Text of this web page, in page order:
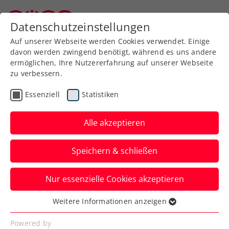
Aktuelle News
News filtern
Datenschutzeinstellungen
Auf unserer Webseite werden Cookies verwendet. Einige
davon werden zwingend benötigt, während es uns andere
ermöglichen, Ihre Nutzererfahrung auf unserer Webseite
zu verbessern.
Essenziell Statistiken
Alle akzeptieren
Speichern & schließen
Nur essenzielle Cookies akzeptieren
Essenziell
Essenzielle Cookies werden für grundlegende
Weitere Informationen anzeigen
Powered by